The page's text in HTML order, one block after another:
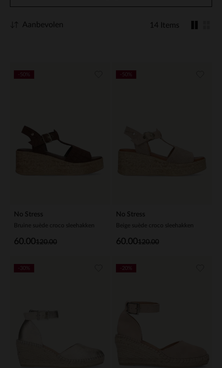
14 Items
Aanbevolen
No Stress
Bruine suède croco sleehakken
120.00
60.00
-50%
No Stress
Beige suède croco sleehakken
120.00
60.00
-50%
-30% -20%